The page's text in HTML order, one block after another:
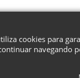
cookies para
navegando